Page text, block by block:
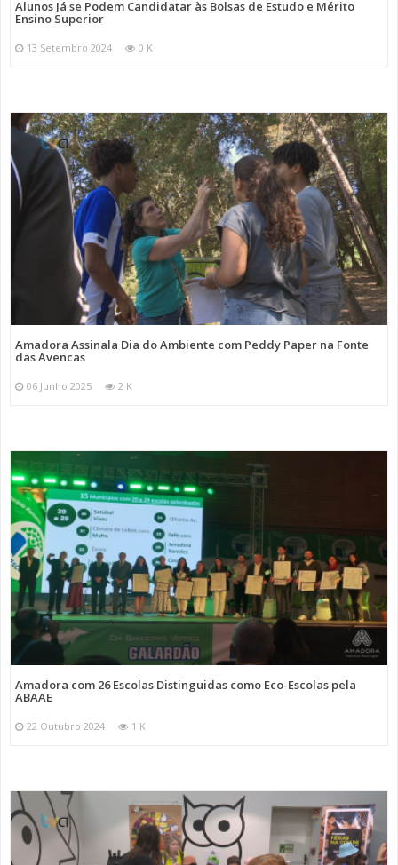
Alunos Já se Podem Candidatar às Bolsas de Estudo e Mérito
Ensino Superior
13 Setembro 2024 0 K
Amadora Assinala Dia do Ambiente com Peddy Paper na Fonte
das Avencas
06 Junho 2025 2 K
Amadora com 26 Escolas Distinguidas como Eco-Escolas pela
ABAAE
22 Outubro 2024 1 K